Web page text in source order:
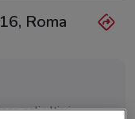
Roma
agli ultimi